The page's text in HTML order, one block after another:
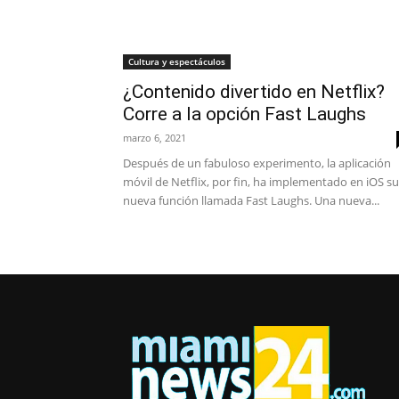
Cultura y espectáculos
¿Contenido divertido en Netflix?
Corre a la opción Fast Laughs
marzo 6, 2021
Después de un fabuloso experimento, la aplicación
móvil de Netflix, por fin, ha implementado en iOS su
nueva función llamada Fast Laughs. Una nueva...